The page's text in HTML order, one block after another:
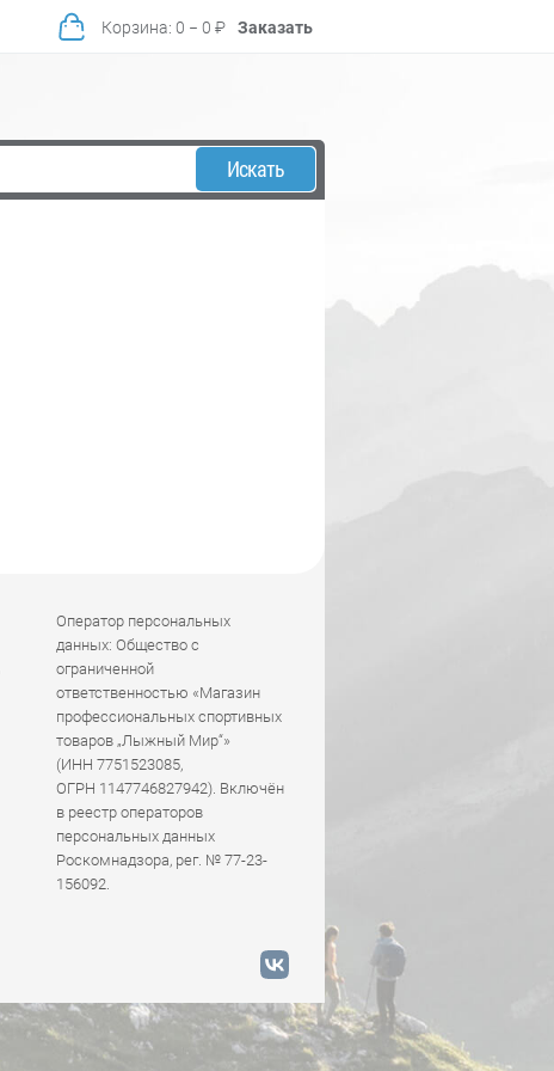
Корзина: 0 − 0 ₽ Заказать
Искать
Оператор персональных
данных: Общество с
ограниченной
ответственностью «Магазин
профессиональных спортивных
товаров „Лыжный Мир“»
(ИНН 7751523085,
ОГРН 1147746827942). Включён
в реестр операторов
персональных данных
Роскомнадзора, рег. № 77-23-
156092.